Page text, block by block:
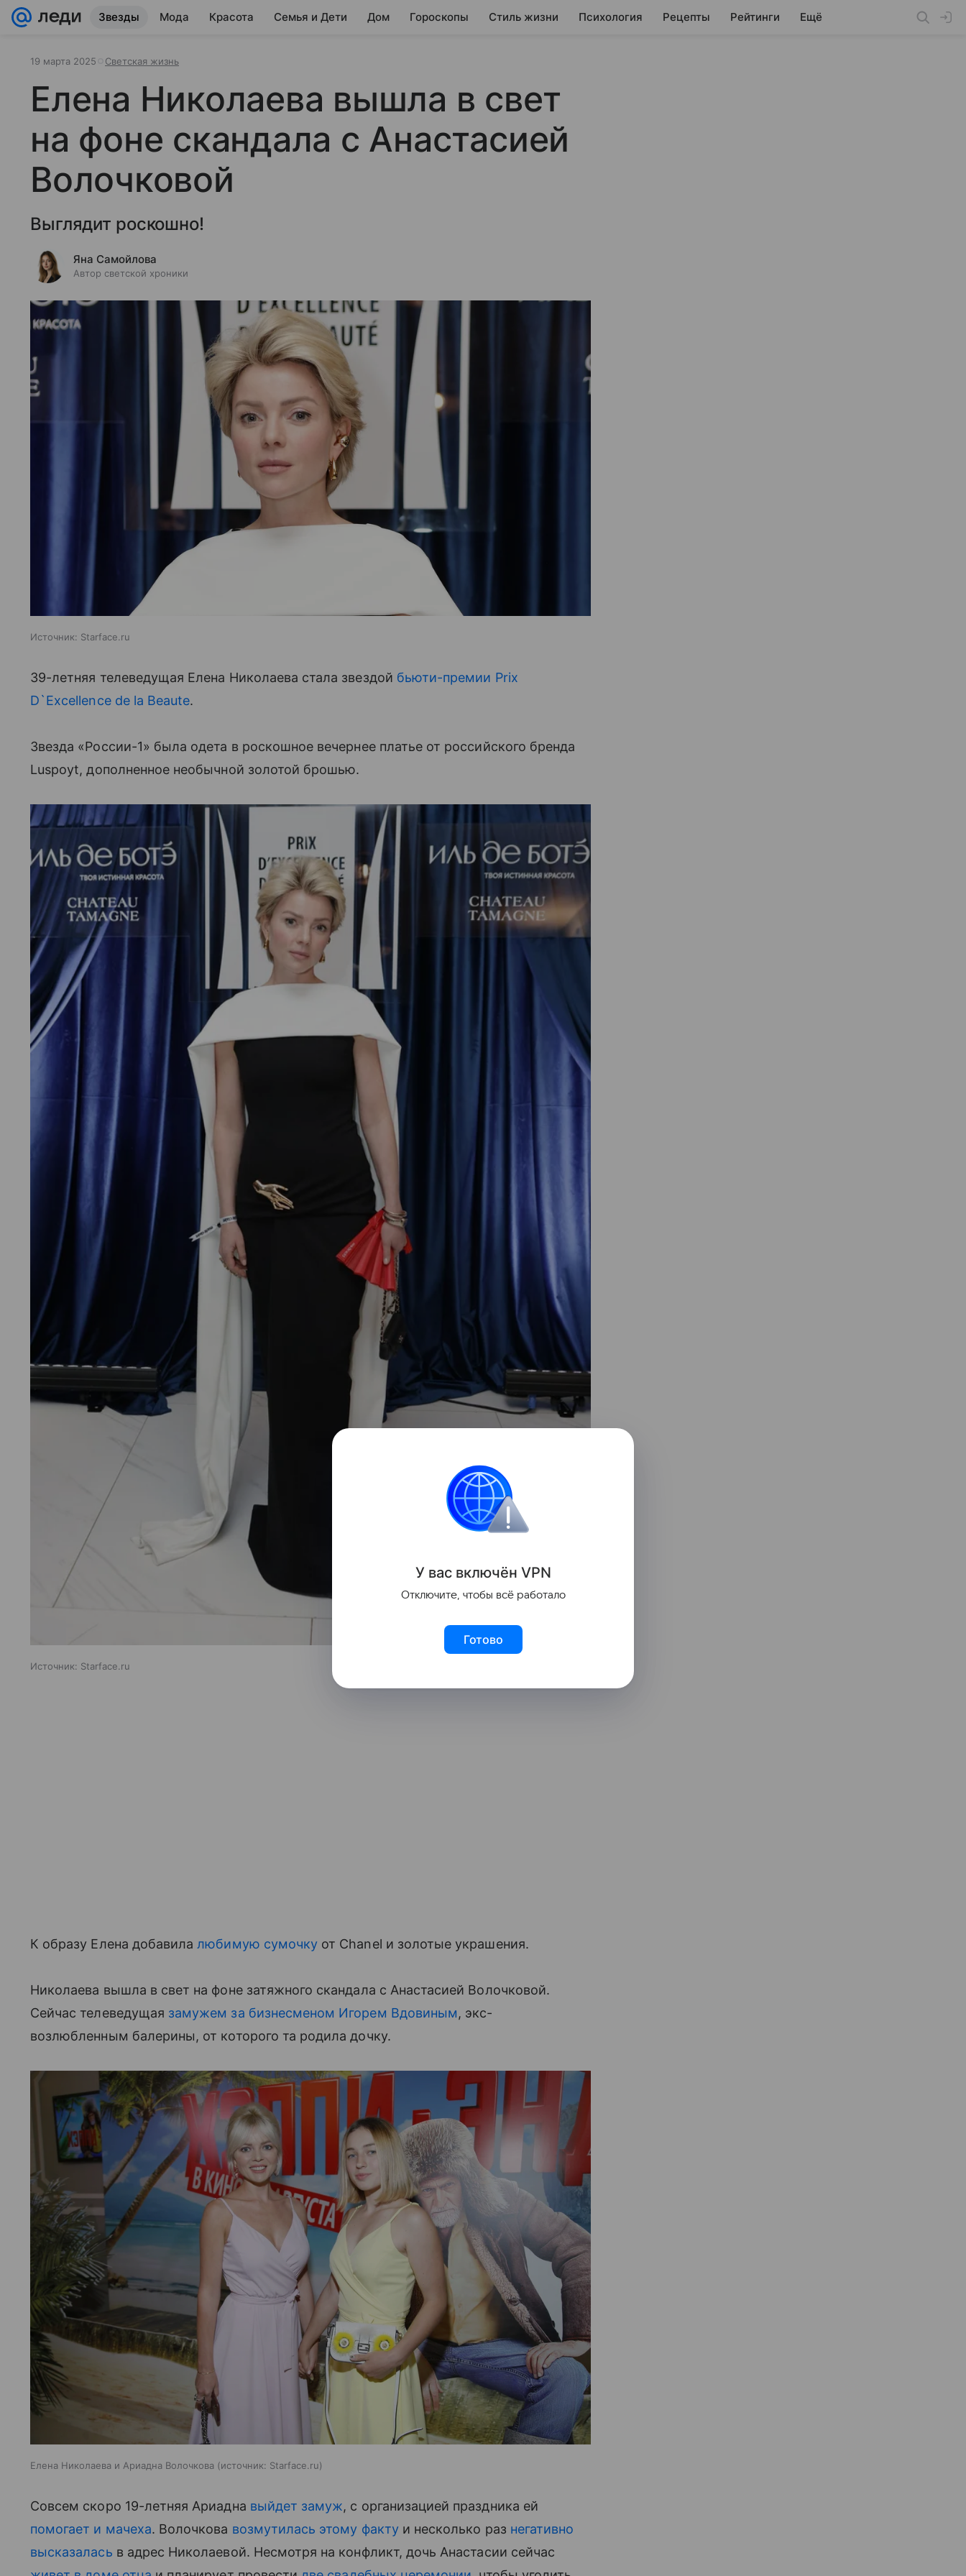
Звезды Мода Красота Семья и Дети Дом Гороскопы Стиль жизни Психология Рецепты Рейтинги Ещё
19 марта 2025 Светская жизнь
Елена Николаева вышла в свет
на фоне скандала с Анастасией
Волочковой
Выглядит роскошно!
Яна Самойлова
Автор светской хроники
Источник: Starface.ru
39-летняя телеведущая Елена Николаева стала звездой бьюти-премии Prix
D`Excellence de la Beaute.
Звезда «России-1» была одета в роскошное вечернее платье от российского бренда
Luspoyt, дополненное необычной золотой брошью.
Источник: Starface.ru
К образу Елена добавилалюбимую сумочку от Chanel и золотые украшения.
Николаева вышла в свет на фоне затяжного скандала с Анастасией Волочковой.
Сейчас телеведущая замужем за бизнесменом Игорем Вдовиным, экс-
возлюбленным балерины, от которого та родила дочку.
Елена Николаева и Ариадна Волочкова источник: Starface.ru
Совсем скоро 19-летняя Ариадна выйдет замуж, с организацией праздника ей
помогает и мачеха. Волочкова возмутилась этому фактуи несколько раз негативно
высказалась в адрес Николаевой. Несмотря на конфликт, дочь Анастасии сейчас
У вас включён VPN
Отключите, чтобы всё работало
Готово